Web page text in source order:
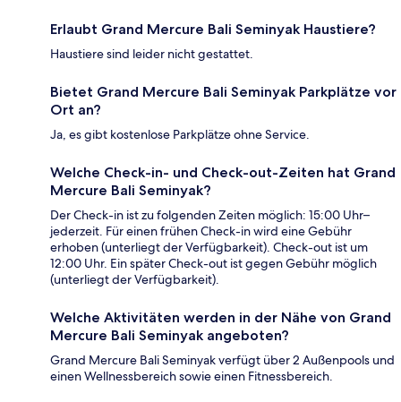
Erlaubt Grand Mercure Bali Seminyak Haustiere?
Haustiere sind leider nicht gestattet.
Bietet Grand Mercure Bali Seminyak Parkplätze vor
Ort an?
Ja, es gibt kostenlose Parkplätze ohne Service.
Welche Check-in- und Check-out-Zeiten hat Grand
Mercure Bali Seminyak?
Der Check-in ist zu folgenden Zeiten möglich: 15:00 Uhr–
jederzeit. Für einen frühen Check-in wird eine Gebühr
erhoben (unterliegt der Verfügbarkeit). Check-out ist um
12:00 Uhr. Ein später Check-out ist gegen Gebühr möglich
(unterliegt der Verfügbarkeit).
Welche Aktivitäten werden in der Nähe von Grand
Mercure Bali Seminyak angeboten?
Grand Mercure Bali Seminyak verfügt über 2 Außenpools und
einen Wellnessbereich sowie einen Fitnessbereich.